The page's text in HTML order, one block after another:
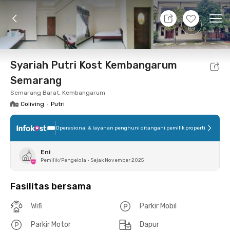
+6
8 Agt 26 - Belum tahu
Foto Fasilitas bersama Lokasi Kamar
Syariah Putri Kost Kembangarum
Semarang
Semarang Barat, Kembangarum
Coliving • Putri
Operasional & layanan penghuni ditangani pemilik properti
Eni
Pemilik/Pengelola • Sejak November 2025
Fasilitas bersama
Wifi Parkir Mobil
Parkir Motor Dapur